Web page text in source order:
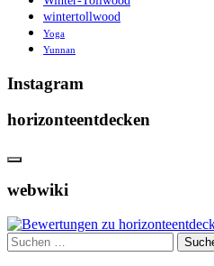
wintertollwood
Yoga
Yunnan
Instagram
horizonteentdecken
webwiki
Suchen
nach: